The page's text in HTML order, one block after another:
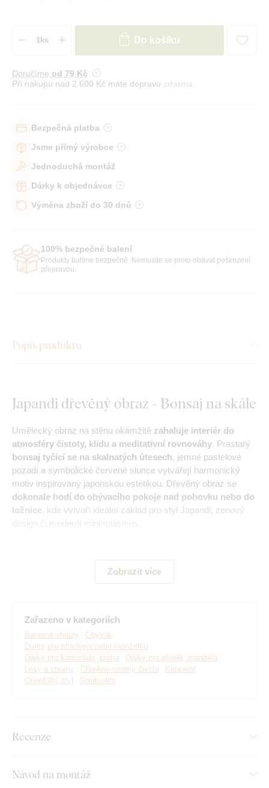
Do košíku
Doručíme od 79 Kč
Při nákupu nad 2 600 Kč máte dopravu zdarma
Bezpečná platba
Jsme přímý výrobce
Jednoduchá montáž
Dárky k objednávce
Výměna zboží do 30 dnů
100% bezpečné balení
Produkty balíme bezpečně. Nemusíte se proto obávat poškození
přepravou.
Popis produktu
Japandi dřevěný obraz - Bonsaj na skále
Umělecký obraz na stěnu okamžitě zahaluje interiér do
atmosféry čistoty, klidu a meditativní rovnováhy. Prastarý
bonsaj tyčící se na skalnatých útesech, jemné pastelové
pozadí a symbolické červené slunce vytvářejí harmonický
motiv inspirovaný japonskou estetikou. Dřevěný obraz se
dokonale hodí do obývacího pokoje nad pohovku nebo do
ložnice, kde vytvoří ideální základ pro styl Japandi, zenový
design či moderní minimalismus.
čistou mysl a energii nového začátku.
nejkvalitnější barvy na trhu
. Motiv tiskneme přímo na desku
Zobrazit více
Zařazeno v kategoriích
Barevné obrazy
Obývák
Dárky pro přítelkyni nebo manželku
Dárky pro kamaráda, bratra
Dárky pro přítele, manžela
Lesy a stromy
Dřevěné stromy života
Kancelář
Orientální styl
Spiritualita
Recenze
Návod na montáž